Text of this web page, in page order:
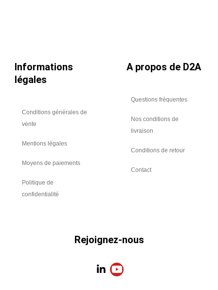
Informations
légales
Conditions générales de
vente
Mentions légales
Moyens de paiements
Politique de
confidentialité
A propos de D2A
Questions fréquentes
Nos conditions de
livraison
Conditions de retour
Contact
Rejoignez-nous
L
Y
o